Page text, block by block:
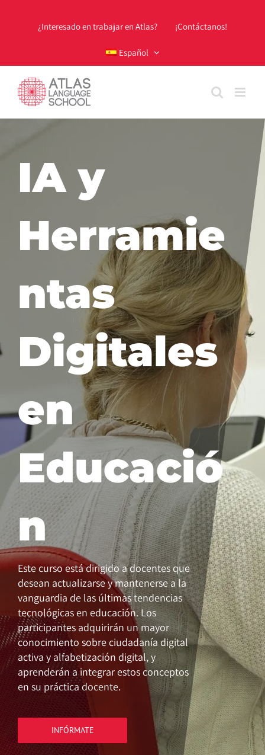
¿Interesado en trabajar en Atlas? ¡Contáctanos!
Español
IA y
Herramie
ntas
Digitales
en
Educació
n
Este curso está dirigido a docentes que
desean actualizarse y mantenerse a la
vanguardia de las últimas tendencias
tecnológicas en educación. Los
participantes adquirirán un mayor
conocimiento sobre ciudadanía digital
activa y alfabetización digital, y
aprenderán a integrar estos conceptos
en su práctica docente.
INFÓRMATE